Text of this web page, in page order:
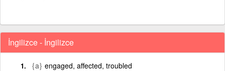
İngilizce - İngilizce
{a} engaged, affected, troubled